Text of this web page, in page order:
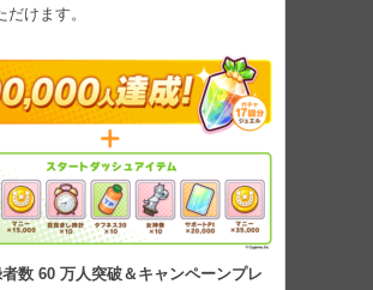
だけます。
数 60 万人突破＆キャンペーンプレ